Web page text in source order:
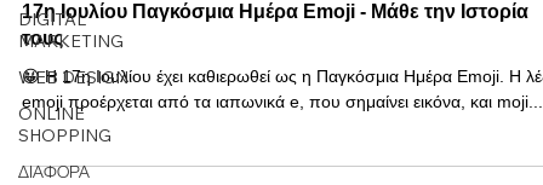
DIGITAL
MARKETING
WEB DESIGN
ONLINE
SHOPPING
ΔΙΑΦΟΡΑ
17η Ιουλίου Παγκόσμια Ημέρα Emoji - Μάθε την Ιστορία
τους
😀 Η 17η Ιουλίου έχει καθιερωθεί ως η Παγκόσμια Ημέρα Emoji. Η λέξη
emoji προέρχεται από τα ιαπωνικά e, που σημαίνει εικόνα, και moji...